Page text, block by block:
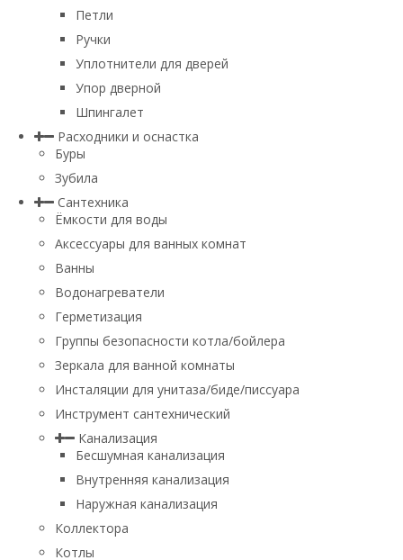
Петли
Ручки
Уплотнители для дверей
Упор дверной
Шпингалет
Расходники и оснастка
Буры
Зубила
Сантехника
Ёмкости для воды
Аксессуары для ванных комнат
Ванны
Водонагреватели
Герметизация
Группы безопасности котла/бойлера
Зеркала для ванной комнаты
Инсталяции для унитаза/биде/писсуара
Инструмент сантехнический
Канализация
Бесшумная канализация
Внутренняя канализация
Наружная канализация
Коллектора
Котлы